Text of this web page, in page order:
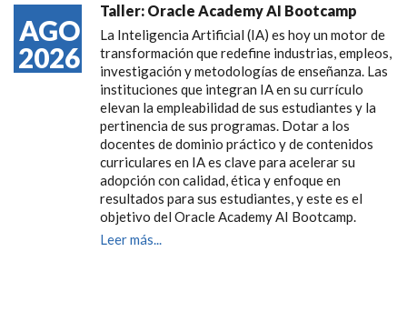
AGO
2026
Taller: Oracle Academy AI Bootcamp
La Inteligencia Artificial (IA) es hoy un motor de
transformación que redefine industrias, empleos,
investigación y metodologías de enseñanza. Las
instituciones que integran IA en su currículo
elevan la empleabilidad de sus estudiantes y la
pertinencia de sus programas. Dotar a los
docentes de dominio práctico y de contenidos
curriculares en IA es clave para acelerar su
adopción con calidad, ética y enfoque en
resultados para sus estudiantes, y este es el
objetivo del Oracle Academy AI Bootcamp.
Leer más...